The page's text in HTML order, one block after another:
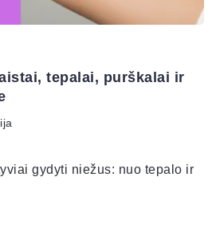
tepalai, purškalai ir
gydyti niežus: nuo tepalo ir